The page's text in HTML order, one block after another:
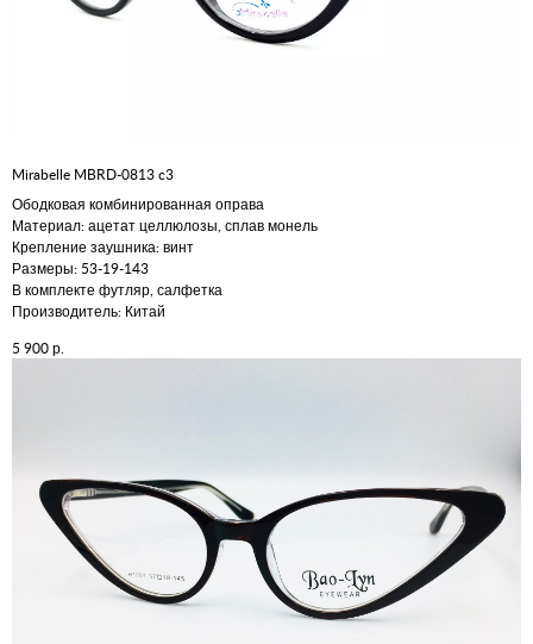
Mirabelle MBRD-0813 c3
Ободковая комбинированная оправа
Материал: ацетат целлюлозы, сплав монель
Крепление заушника: винт
Размеры: 53-19-143
В комплекте футляр, салфетка
Производитель: Китай
5 900р.